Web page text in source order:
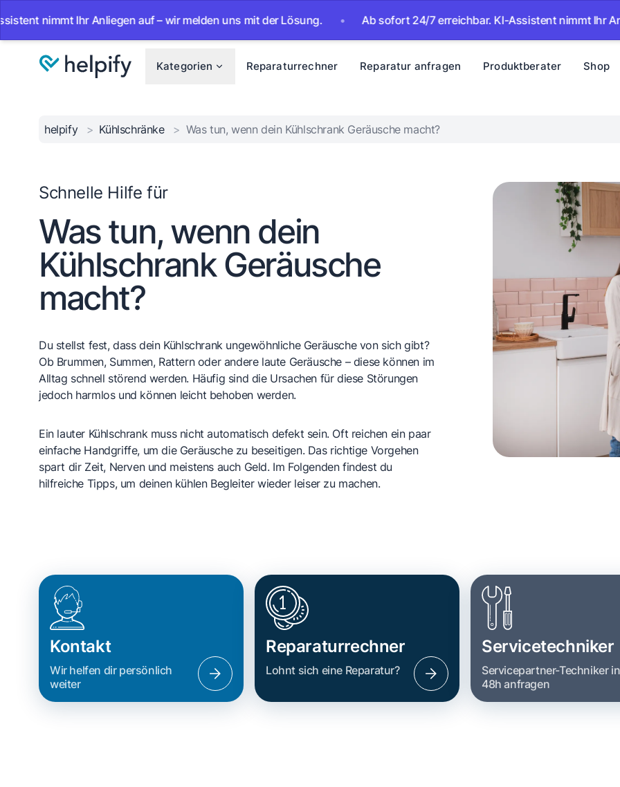
Ihr Anliegen auf – wir melden uns mit der Lösung. • Ab sofort 24/7 erreichbar. KI-Assistent nimmt Ihr Anliegen
Kategorien Reparaturrechner Reparatur anfragen Produktberater Shop
helpify > Kühlschränke > Was tun, wenn dein Kühlschrank Geräusche macht?
Schnelle Hilfe für
Was tun, wenn dein
Kühlschrank Geräusche
macht?
Du stellst fest, dass dein Kühlschrank ungewöhnliche Geräusche von sich gibt?
Ob Brummen, Summen, Rattern oder andere laute Geräusche – diese können im
Alltag schnell störend werden. Häufig sind die Ursachen für diese Störungen
jedoch harmlos und können leicht behoben werden.
Ein lauter Kühlschrank muss nicht automatisch defekt sein. Oft reichen ein paar
einfache Handgriffe, um die Geräusche zu beseitigen. Das richtige Vorgehen
spart dir Zeit, Nerven und meistens auch Geld. Im Folgenden findest du
hilfreiche Tipps, um deinen kühlen Begleiter wieder leiser zu machen.
Kontakt
Wir helfen dir persönlich
weiter
Reparaturrechner
Lohnt sich eine Reparatur?
Servicetechniker
Servicepartner-Techniker in
48h anfragen